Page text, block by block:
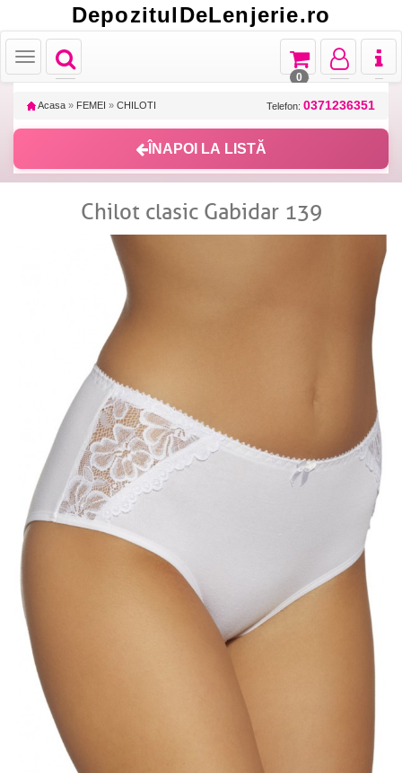
DepozitulDeLenjerie.ro
Toggle
navigation
Toggle
Toggle
navigation
Toggle
navigation
Toggle
navigation
0
Acasa » FEMEI » CHILOTI Telefon: 0371236351
ÎNAPOI LA LISTĂ
Chilot clasic Gabidar 139